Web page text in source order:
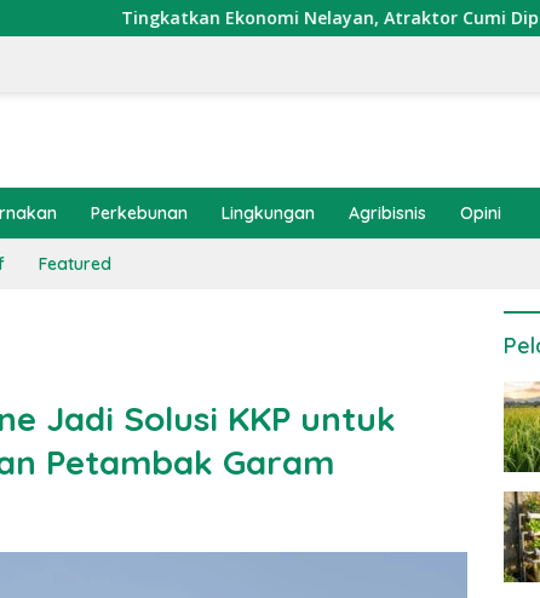
Ekonomi Nelayan, Atraktor Cumi Dipasang di Coral
Perkebunan Lingkungan Agribisnis Opini
Featured
Jadi Solusi KKP untuk
Petambak Garam